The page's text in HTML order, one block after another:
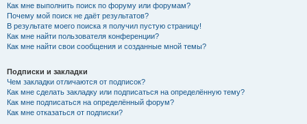
Как мне выполнить поиск по форуму или форумам?
Почему мой поиск не даёт результатов?
В результате моего поиска я получил пустую страницу!
Как мне найти пользователя конференции?
Как мне найти свои сообщения и созданные мной темы?
Подписки и закладки
Чем закладки отличаются от подписок?
Как мне сделать закладку или подписаться на определённую тему?
Как мне подписаться на определённый форум?
Как мне отказаться от подписки?